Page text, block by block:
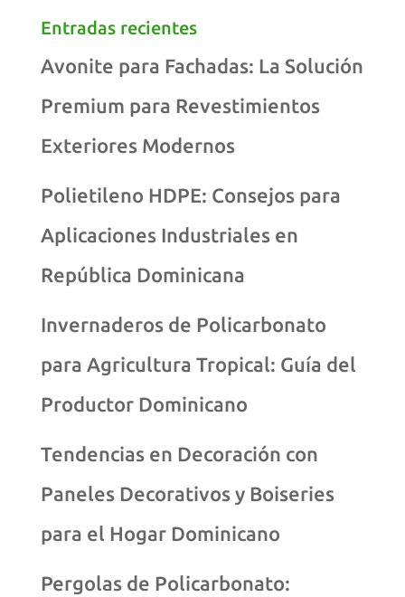
Entradas recientes
Avonite para Fachadas: La Solución
Premium para Revestimientos
Exteriores Modernos
Polietileno HDPE: Consejos para
Aplicaciones Industriales en
República Dominicana
Invernaderos de Policarbonato
para Agricultura Tropical: Guía del
Productor Dominicano
Tendencias en Decoración con
Paneles Decorativos y Boiseries
para el Hogar Dominicano
Pergolas de Policarbonato: